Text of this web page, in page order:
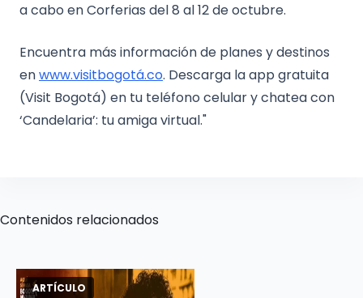
a cabo en Corferias del 8 al 12 de octubre.
Encuentra más información de planes y destinos
enwww.visitbogotá.co. Descarga la app gratuita
(Visit Bogotá) en tu teléfono celular y chatea con
‘Candelaria’: tu amiga virtual."
Contenidos relacionados
ARTÍCULO